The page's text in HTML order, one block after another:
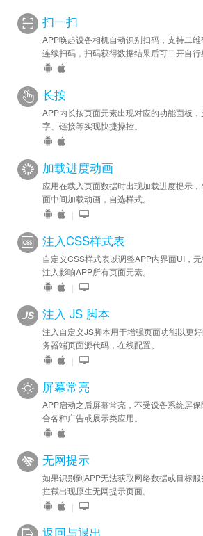
安卓优化 - 安卓版变更：点击App自带协
钮不再自动退出应用，“不同意” 会导致部
无法正常工作。请在适当的时候调用 js 接
协议，再使用相应的插件功能。
2021-12-10
安卓新增 - 安卓版已提供 agreed 接口
同意隐私协议，借用本接口可实现自定义协
扫一扫
APP唤起设备相机自动识别扫码，支持二
连续扫码，扫码获得数据结果后可二开自行
长按
APP内长按页面元素出现对应的功能面板
字、链接等实现快捷操控。
加载进度动画
应用在载入页面数据时出现加载进度提示
面中间加载动画，自选样式。
|
注入CSS样式表
自定义CSS样式表以调整APP内界面UI，
注入影响APP所有页面元素。
|
注入 JS 脚本
注入自定义JS脚本用于增强页面功能以更
务器端页面源代码，在线配置。
|
屏幕常亮
APP启动之后屏幕常亮，不受设备系统屏
合各种广告或展示类应用。
无网提示
如果识别到APP无法获取网络数据或目标
拦截出现原生无网提示页面。
|
返回与退出